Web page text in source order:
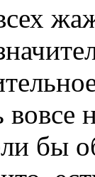
вовсе
бы